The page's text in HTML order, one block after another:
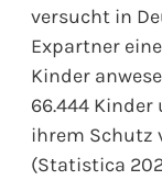
versucht in
Expartner
Kinder
66.444
ihrem Schutz
(Statistica